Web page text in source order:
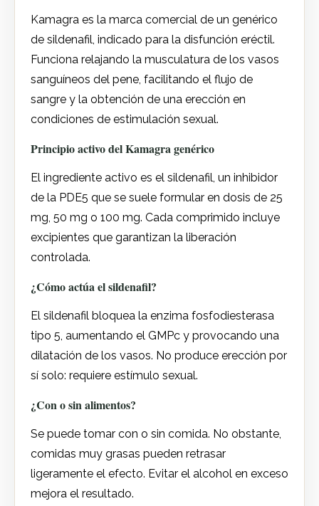
Kamagra es la marca comercial de un genérico
de sildenafil, indicado para la disfunción eréctil.
Funciona relajando la musculatura de los vasos
sanguíneos del pene, facilitando el flujo de
sangre y la obtención de una erección en
condiciones de estimulación sexual.
Principio activo del Kamagra genérico
El ingrediente activo es el sildenafil, un inhibidor
de la PDE5 que se suele formular en dosis de 25
mg, 50 mg o 100 mg. Cada comprimido incluye
excipientes que garantizan la liberación
controlada.
¿Cómo actúa el sildenafil?
El sildenafil bloquea la enzima fosfodiesterasa
tipo 5, aumentando el GMPc y provocando una
dilatación de los vasos. No produce erección por
sí solo: requiere estímulo sexual.
¿Con o sin alimentos?
Se puede tomar con o sin comida. No obstante,
comidas muy grasas pueden retrasar
ligeramente el efecto. Evitar el alcohol en exceso
mejora el resultado.